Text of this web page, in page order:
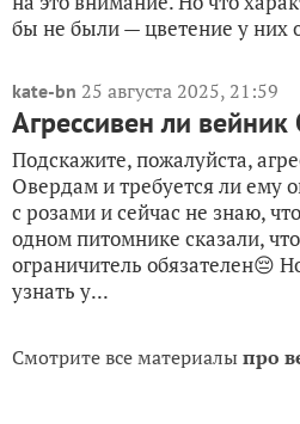
бы не были — цветение у них
kate-bn 25 августа 2025, 21:59
Агрессивен ли
Подскажите, пожалуйста,
Овердам и требуется ли ему
с розами и сейчас не знаю,
одном питомнике сказали,
ограничитель обязателен😔
узнать у...
Смотрите все материалыпро